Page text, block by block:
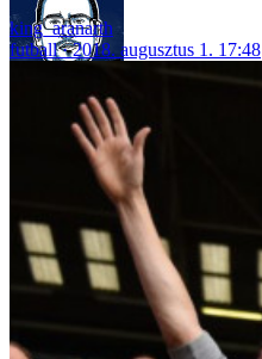
king_aranarth
futball
2018. augusztus 1. 17:48